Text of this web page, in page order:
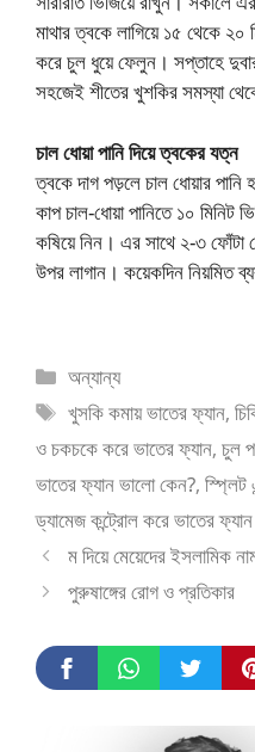
মাথার ত্বকে লাগিয়ে ১৫ থেকে
করে চুল ধুয়ে ফেলুন। সপ্তাহে
সহজেই শীতের খুশকির সমস্যা
চাল ধোয়া পানি দিয়ে ত্বকের যত্ন
ত্বকে দাগ পড়লে চাল ধোয়ার পানি
কাপ চাল-ধোয়া পানিতে ১০ মিনিট
কষিয়ে নিন। এর সাথে ২-৩ ফোঁটা
উপর লাগান। কয়েকদিন নিয়মিত
Categories
অন্যান্য
Tags
খুসকি কমায় ভাতের ফ্যান,
ও চকচকে করে ভাতের ফ্যান, চুল
ভাতের ফ্যান ভালো কেন?, স্প্লিট
ড্যামেজ কন্ট্রোল করে ভাতের ফ্যান
ম দিয়ে মেয়েদের ইসলামিক
পুরুষাঙ্গের রোগ ও প্রতিকার